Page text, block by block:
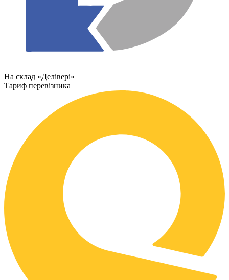
На склад «Делівері»
Тариф перевізника